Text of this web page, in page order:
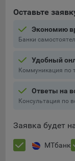
Оставьте
Экономию
Банки
Удобный
Коммуникация по
Ответы на
Консультация по
Заявка будет
МТбанк